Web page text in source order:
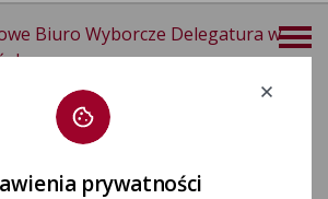
Biuro Wyborcze Delegatura w
prywatności